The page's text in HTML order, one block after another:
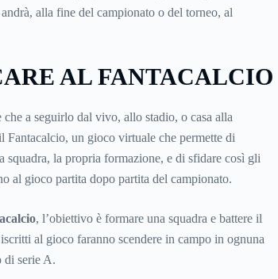
alla fine del campionato o del torneo, al
AL FANTACALCIO
a seguirlo dal vivo, allo stadio, o casa alla
Fantacalcio, un gioco virtuale che permette di
squadra, la propria formazione, e di sfidare così gli
al gioco partita dopo partita del campionato.
, l’obiettivo è formare una squadra e battere il
al gioco faranno scendere in campo in ognuna
di serie A.